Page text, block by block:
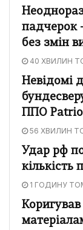
падчерок
без змін
40 ХВИЛИН
Невідомі
ППО
56 ХВИЛИН
Удар рф
1 ГОДИНУ